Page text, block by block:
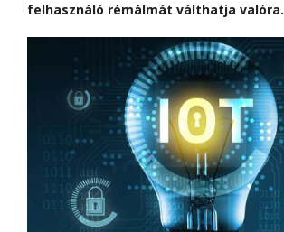
felhasználó rémálmát válthatja valóra.